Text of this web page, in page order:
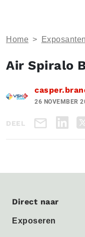
Home > Exposanten
Air Spiralo
26 NOVEMBER
DEEL
Direct naar
Exposeren